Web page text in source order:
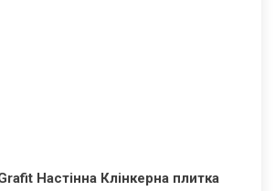
Настінна Клінкерна плитка